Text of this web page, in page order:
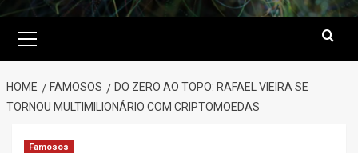
Menu
HOME FAMOSOS
DO ZERO AO TOPO: RAFAEL VIEIRA SE
TORNOU MULTIMILIONÁRIO COM CRIPTOMOEDAS
Famosos